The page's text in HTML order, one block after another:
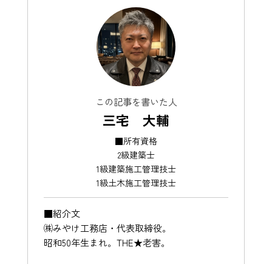
この記事を書いた人
三宅 大輔
■所有資格
2級建築士
1級建築施工管理技士
1級土木施工管理技士
■紹介文
㈱みやけ工務店・代表取締役。
昭和50年生まれ。THE★老害。